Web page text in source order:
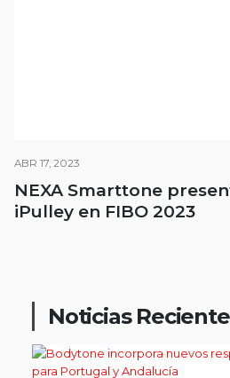
ABR 17, 2023
NEXA Smarttone
iPulley en FIBO 2023
Noticias